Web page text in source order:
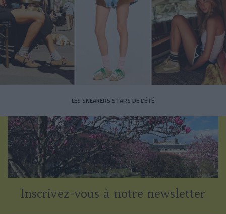
LES SNEAKERS STARS DE L’ÉTÉ
Inscrivez-vous à notre newsletter